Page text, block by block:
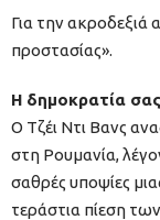
Για την ακροδεξιά
προστασίας».
Η δημοκρατία
Ο Τζέι Ντι Βανς
στη Ρουμανία,
σαθρές υποψίες
τεράστια πίεση